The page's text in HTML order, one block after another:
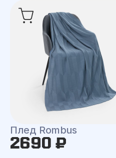
Плед Rombus
2690 ₽